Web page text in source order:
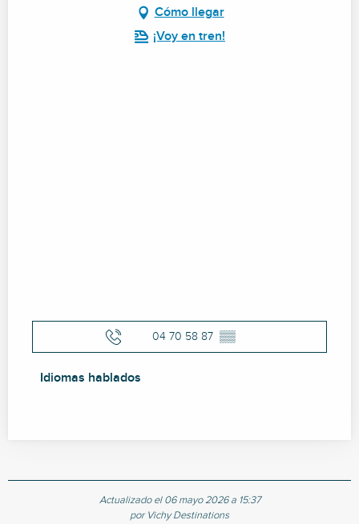
Cómo llegar
¡Voy en tren!
04 70 58 87 ▒▒
Idiomas hablados
Idiomas hablados
Actualizado el 06 mayo 2026 a 15:37
por Vichy Destinations